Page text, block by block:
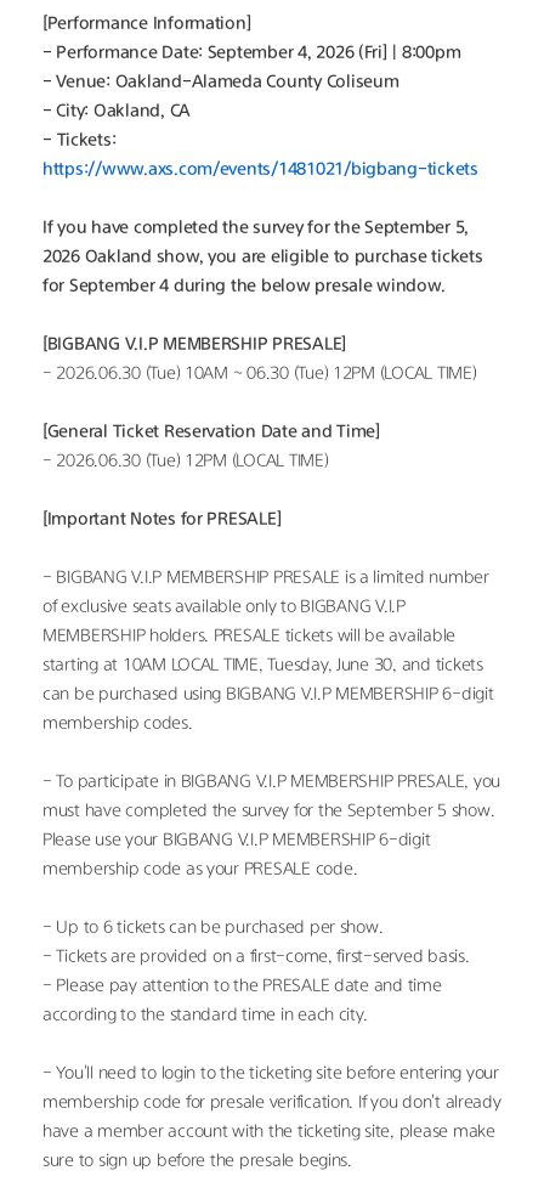
[Performance Information]
- Performance Date: September 4, 2026 (Fri] | 8:00pm
- Venue: Oakland-Alameda County Coliseum
- City: Oakland, CA
-
https://www.axs.com/events/1481021/bigbang-tickets
If you have completed the survey for the September 5,
2026 Oakland show, you are eligible to purchase tickets
for September 4 during the below presale window.
[BIGBANG V.I.P MEMBERSHIP PRESALE]
- 2026.06.30 (Tue) 10AM ~ 06.30 (Tue) 12PM (LOCAL TIME)
[General Ticket Reservation Date and Time]
- 2026.06.30 (Tue) 12PM (LOCAL TIME)
[Important Notes for PRESALE]
- BIGBANG V.I.P MEMBERSHIP PRESALE is a limited number
of exclusive seats available only to BIGBANG V.I.P
MEMBERSHIP holders. PRESALE tickets will be available
starting at 10AM LOCAL TIME, Tuesday, June 30, and tickets
can be purchased using BIGBANG V.I.P MEMBERSHIP 6-digit
membership codes.
- To participate in BIGBANG V.I.P MEMBERSHIP PRESALE, you
must have completed the survey for the September 5 show.
Please use your BIGBANG V.I.P MEMBERSHIP 6-digit
membership code as your PRESALE code.
- Up to 6 tickets can be purchased per show.
- Tickets are provided on a first-come, first-served basis.
- Please pay attention to the PRESALE date and time
according to the standard time in each city.
- You'll need to login to the ticketing site before entering your
membership code for presale verification. If you don't already
have a member account with the ticketing site, please make
sure to sign up before the presale begins.